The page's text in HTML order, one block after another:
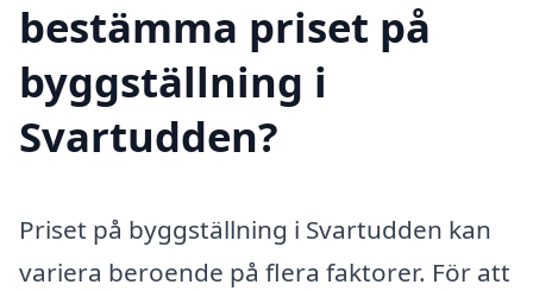
bestämma priset på
byggställning i
Svartudden?
Priset på byggställning i Svartudden kan
variera beroende på flera faktorer. För att